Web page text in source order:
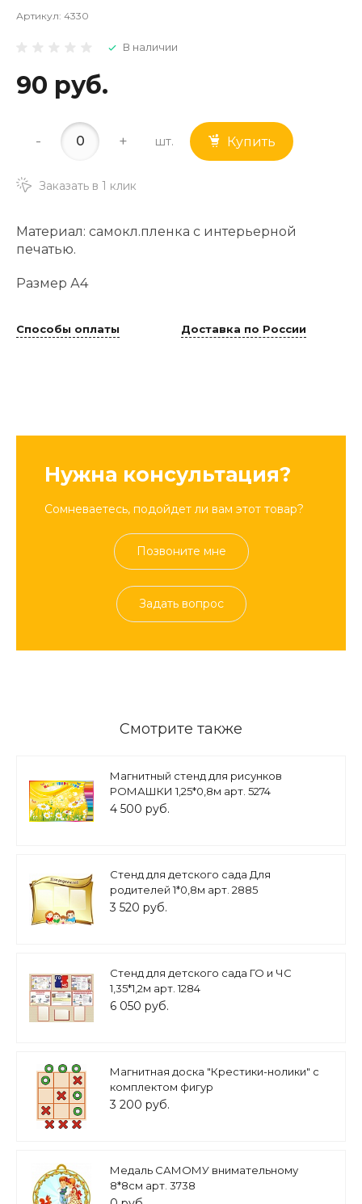
Артикул: 4330
В наличии
90 руб.
- + шт. Купить
Заказать в 1 клик
Материал: самокл.пленка с интерьерной
печатью.
Размер А4
Способы оплаты Доставка по России
Нужна консультация?
Сомневаетесь, подойдет ли вам этот товар?
Позвоните мне
Задать вопрос
Смотрите также
Магнитный стенд для рисунков
РОМАШКИ 1,25*0,8м арт. 5274
4 500 руб.
Стенд для детского сада Для
родителей 1*0,8м арт. 2885
3 520 руб.
Стенд для детского сада ГО и ЧС
1,35*1,2м арт. 1284
6 050 руб.
Магнитная доска "Крестики-нолики" с
комплектом фигур
3 200 руб.
Медаль САМОМУ внимательному
8*8см арт. 3738